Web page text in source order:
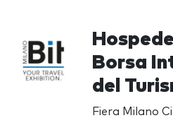
Borsa
del
Fiera Milano